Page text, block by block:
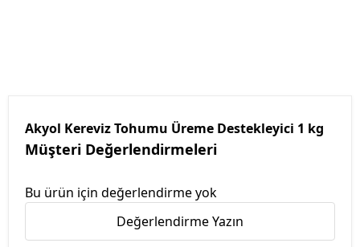
Akyol Kereviz Tohumu Üreme Destekleyici 1 kg
Müşteri Değerlendirmeleri
Bu ürün için değerlendirme yok
Değerlendirme Yazın